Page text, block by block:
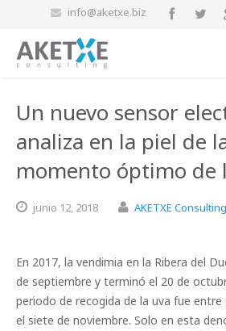
info@aketxe.biz
Un nuevo sensor
analiza en la piel de
momento óptimo de
junio 12, 2018 AKETXE Consulting
En 2017, la vendimia en la Ribera del
de septiembre y terminó el 20 de
periodo de recogida de la uva fue
el siete de noviembre. Solo en esta